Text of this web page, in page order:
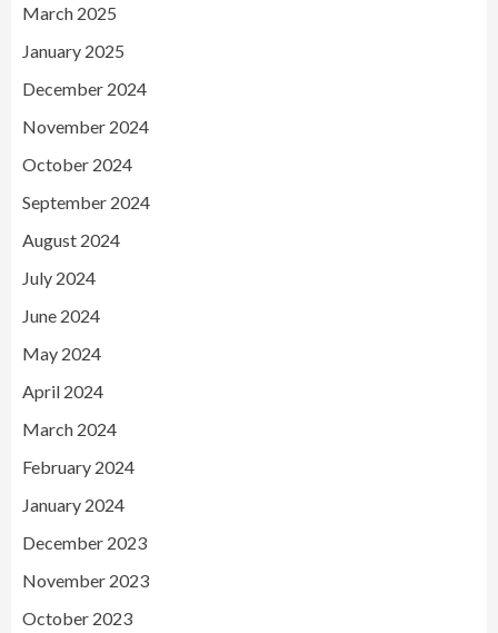
March 2025
January 2025
December 2024
November 2024
October 2024
September 2024
August 2024
July 2024
June 2024
May 2024
April 2024
March 2024
February 2024
January 2024
December 2023
November 2023
October 2023